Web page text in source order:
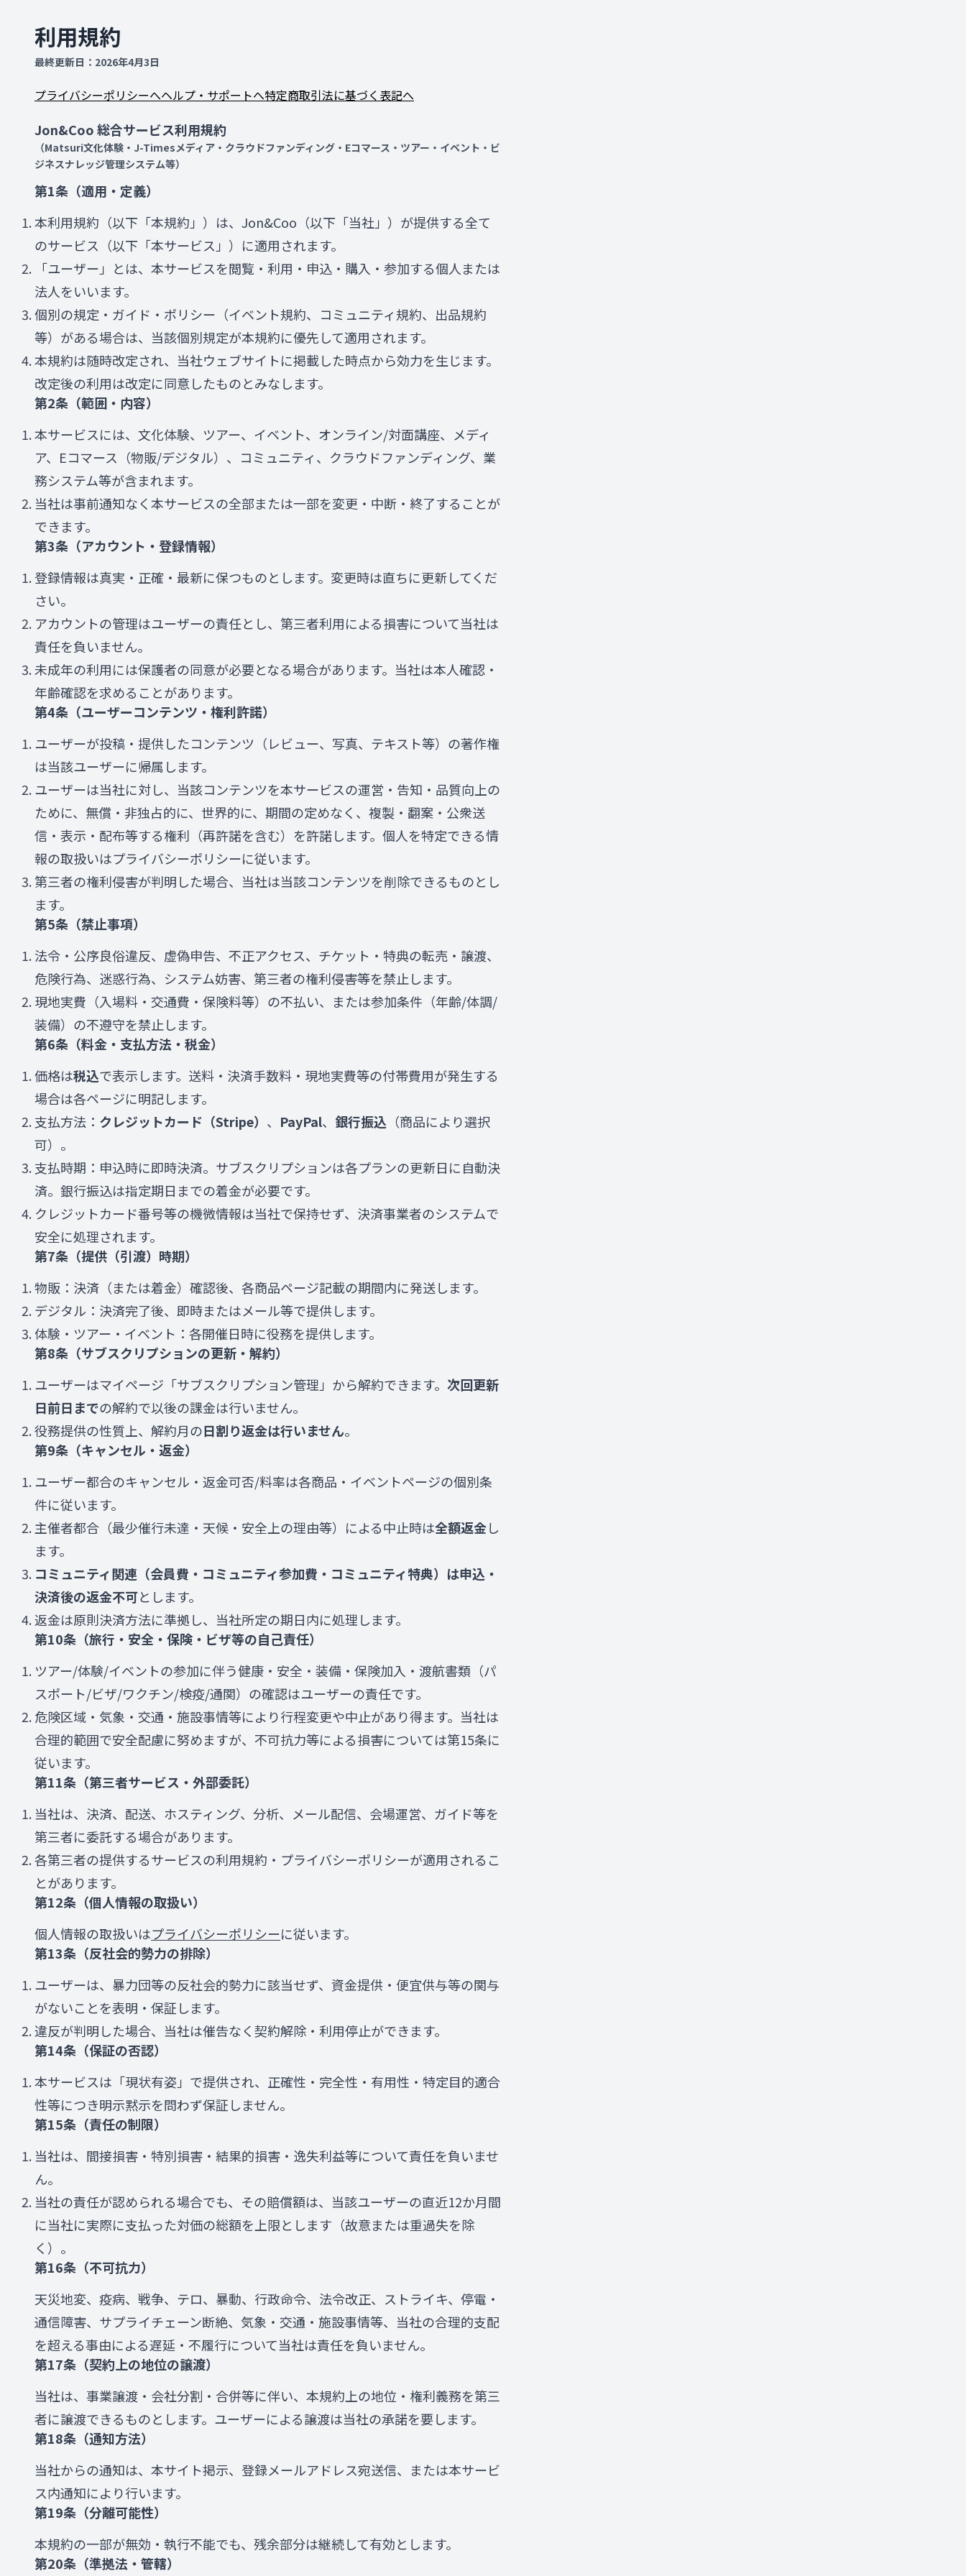
利用規約
最終更新日：2026年4月3日
プライバシーポリシーへヘルプ・サポートへ特定商取引法に基づく表記へ
Jon&Coo 総合サービス利用規約
（Matsuri文化体験・J-Timesメディア・クラウドファンディング・Eコマース・ツアー・イベント・ビ
ジネスナレッジ管理システム等）
第1条（適用・定義）
本利用規約（以下「本規約」）は、Jon&Coo（以下「当社」）が提供する全て
のサービス（以下「本サービス」）に適用されます。
「ユーザー」とは、本サービスを閲覧・利用・申込・購入・参加する個人または
法人をいいます。
個別の規定・ガイド・ポリシー（イベント規約、コミュニティ規約、出品規約
等）がある場合は、当該個別規定が本規約に優先して適用されます。
本規約は随時改定され、当社ウェブサイトに掲載した時点から効力を生じます。
改定後の利用は改定に同意したものとみなします。
第2条（範囲・内容）
本サービスには、文化体験、ツアー、イベント、オンライン/対面講座、メディ
ア、Eコマース（物販/デジタル）、コミュニティ、クラウドファンディング、業
務システム等が含まれます。
当社は事前通知なく本サービスの全部または一部を変更・中断・終了することが
できます。
第3条（アカウント・登録情報）
登録情報は真実・正確・最新に保つものとします。変更時は直ちに更新してくだ
さい。
アカウントの管理はユーザーの責任とし、第三者利用による損害について当社は
責任を負いません。
未成年の利用には保護者の同意が必要となる場合があります。当社は本人確認・
年齢確認を求めることがあります。
第4条（ユーザーコンテンツ・権利許諾）
ユーザーが投稿・提供したコンテンツ（レビュー、写真、テキスト等）の著作権
は当該ユーザーに帰属します。
ユーザーは当社に対し、当該コンテンツを本サービスの運営・告知・品質向上の
ために、無償・非独占的に、世界的に、期間の定めなく、複製・翻案・公衆送
信・表示・配布等する権利（再許諾を含む）を許諾します。個人を特定できる情
報の取扱いはプライバシーポリシーに従います。
第三者の権利侵害が判明した場合、当社は当該コンテンツを削除できるものとし
ます。
第5条（禁止事項）
法令・公序良俗違反、虚偽申告、不正アクセス、チケット・特典の転売・譲渡、
危険行為、迷惑行為、システム妨害、第三者の権利侵害等を禁止します。
現地実費（入場料・交通費・保険料等）の不払い、または参加条件（年齢/体調/
装備）の不遵守を禁止します。
第6条（料金・支払方法・税金）
価格は税込で表示します。送料・決済手数料・現地実費等の付帯費用が発生する
場合は各ページに明記します。
支払方法： クレジットカード（Stripe） 、 PayPal、 銀行振込 （商品により選択
可）。
支払時期：申込時に即時決済。サブスクリプションは各プランの更新日に自動決
済。銀行振込は指定期日までの着金が必要です。
クレジットカード番号等の機微情報は当社で保持せず、決済事業者のシステムで
安全に処理されます。
第7条（提供（引渡）時期）
物販：決済（または着金）確認後、各商品ページ記載の期間内に発送します。
デジタル：決済完了後、即時またはメール等で提供します。
体験・ツアー・イベント：各開催日時に役務を提供します。
第8条（サブスクリプションの更新・解約）
ユーザーはマイページ「サブスクリプション管理」から解約できます。 次回更新
日前日までの解約で以後の課金は行いません。
役務提供の性質上、解約月の日割り返金は行いません。
第9条（キャンセル・返金）
ユーザー都合のキャンセル・返金可否/料率は各商品・イベントページの個別条
件に従います。
主催者都合（最少催行未達・天候・安全上の理由等）による中止時は全額返金し
ます。
コミュニティ関連（会員費・コミュニティ参加費・コミュニティ特典）は申込・
決済後の返金不可とします。
返金は原則決済方法に準拠し、当社所定の期日内に処理します。
第10条（旅行・安全・保険・ビザ等の自己責任）
ツアー/体験/イベントの参加に伴う健康・安全・装備・保険加入・渡航書類（パ
スポート/ビザ/ワクチン/検疫/通関）の確認はユーザーの責任です。
危険区域・気象・交通・施設事情等により行程変更や中止があり得ます。当社は
合理的範囲で安全配慮に努めますが、不可抗力等による損害については第15条に
従います。
第11条（第三者サービス・外部委託）
当社は、決済、配送、ホスティング、分析、メール配信、会場運営、ガイド等を
第三者に委託する場合があります。
各第三者の提供するサービスの利用規約・プライバシーポリシーが適用されるこ
とがあります。
第12条（個人情報の取扱い）
個人情報の取扱いはプライバシーポリシーに従います。
第13条（反社会的勢力の排除）
ユーザーは、暴力団等の反社会的勢力に該当せず、資金提供・便宜供与等の関与
がないことを表明・保証します。
違反が判明した場合、当社は催告なく契約解除・利用停止ができます。
第14条（保証の否認）
本サービスは「現状有姿」で提供され、正確性・完全性・有用性・特定目的適合
性等につき明示黙示を問わず保証しません。
第15条（責任の制限）
当社は、間接損害・特別損害・結果的損害・逸失利益等について責任を負いませ
ん。
当社の責任が認められる場合でも、その賠償額は、当該ユーザーの直近12か月間
に当社に実際に支払った対価の総額を上限とします（故意または重過失を除
く）。
第16条（不可抗力）
天災地変、疫病、戦争、テロ、暴動、行政命令、法令改正、ストライキ、停電・
通信障害、サプライチェーン断絶、気象・交通・施設事情等、当社の合理的支配
を超える事由による遅延・不履行について当社は責任を負いません。
第17条（契約上の地位の譲渡）
当社は、事業譲渡・会社分割・合併等に伴い、本規約上の地位・権利義務を第三
者に譲渡できるものとします。ユーザーによる譲渡は当社の承諾を要します。
第18条（通知方法）
当社からの通知は、本サイト掲示、登録メールアドレス宛送信、または本サービ
ス内通知により行います。
第19条（分離可能性）
本規約の一部が無効・執行不能でも、残余部分は継続して有効とします。
第20条（準拠法・管轄）